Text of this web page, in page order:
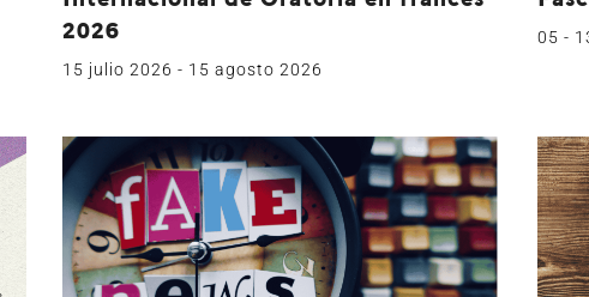
2026
15 julio 2026 - 15 agosto 2026
05 -